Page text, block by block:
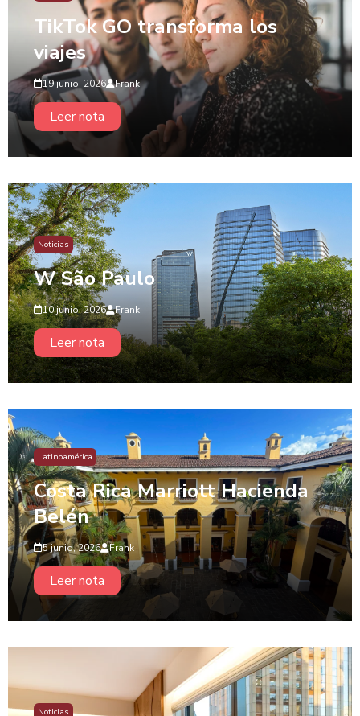
TikTok GO transforma los
viajes
19 junio, 2026 Frank
Leer nota
Noticias
W São Paulo
10 junio, 2026 Frank
Leer nota
Latinoamérica
Costa Rica Marriott Hacienda
Belén
5 junio, 2026 Frank
Leer nota
Noticias